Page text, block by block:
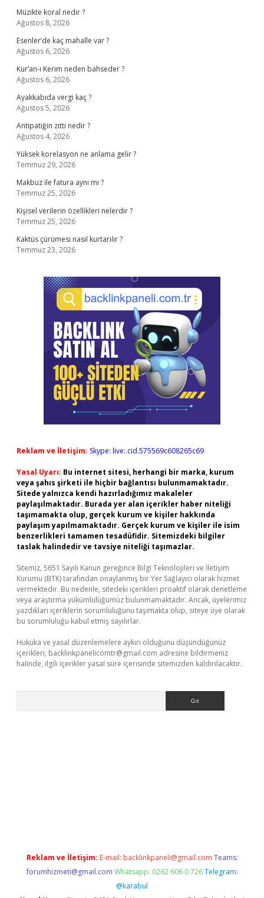
Müzikte koral nedir ?
Ağustos 8, 2026
Esenler’de kaç mahalle var ?
Ağustos 6, 2026
Kur’an-ı Kerim neden bahseder ?
Ağustos 6, 2026
Ayakkabıda vergi kaç ?
Ağustos 5, 2026
Antipatiğin zıttı nedir ?
Ağustos 4, 2026
Yüksek korelasyon ne anlama gelir ?
Temmuz 29, 2026
Makbuz ile fatura aynı mı ?
Temmuz 25, 2026
Kişisel verilerin özellikleri nelerdir ?
Temmuz 25, 2026
Kaktüs çürümesi nasıl kurtarılır ?
Temmuz 23, 2026
Reklam ve İletişim: Skype: live:.cid.575569c608265c69
Yasal Uyarı: Bu internet sitesi, herhangi bir marka, kurum
veya şahıs şirketi ile hiçbir bağlantısı bulunmamaktadır.
Sitede yalnızca kendi hazırladığımız makaleler
paylaşılmaktadır. Burada yer alan içerikler haber niteliği
taşımamakta olup, gerçek kurum ve kişiler hakkında
paylaşım yapılmamaktadır. Gerçek kurum ve kişiler ile isim
benzerlikleri tamamen tesadüfidir. Sitemizdeki bilgiler
taslak halindedir ve tavsiye niteliği taşımazlar.
Sitemiz, 5651 Sayılı Kanun gereğince Bilgi Teknolojileri ve İletişim
Kurumu (BTK) tarafından onaylanmış bir Yer Sağlayıcı olarak hizmet
vermektedir. Bu nedenle, sitedeki içerikleri proaktif olarak denetleme
veya araştırma yükümlülüğümüz bulunmamaktadır. Ancak, üyelerimiz
yazdıkları içeriklerin sorumluluğunu taşımakta olup, siteye üye olarak
bu sorumluluğu kabul etmiş sayılırlar.
Hukuka ve yasal düzenlemelere aykırı olduğunu düşündüğünüz
içerikleri, backlinkpanelicomtr@gmail.com adresine bildirmeniz
halinde, ilgili içerikler yasal süre içerisinde sitemizden kaldırılacaktır.
Reklam ve İletişim: E-mail: backlinkpaneli@gmail.com Teams:
forumhizmeti@gmail.com Whatsapp: 0262 606 0 726 Telegram:
@karabul